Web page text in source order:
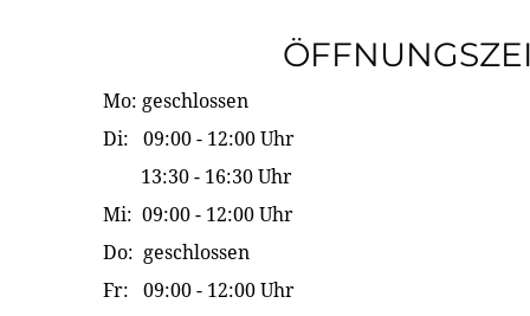
Mo: geschlossen
Di: 09:00 - 12:00 Uhr
13:30 - 16:30 Uhr
Mi: 09:00 - 12:00 Uhr
Do: geschlossen
Fr: 09:00 - 12:00 Uhr